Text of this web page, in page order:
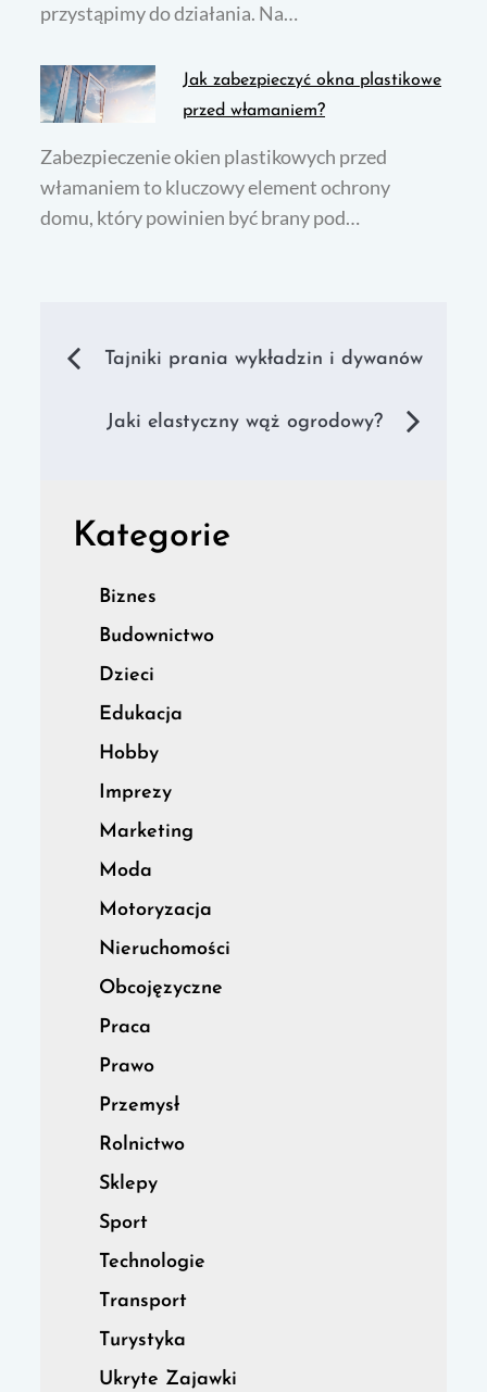
przystąpimy do działania. Na…
Jak zabezpieczyć okna plastikowe
przed włamaniem?
Zabezpieczenie okien plastikowych przed
włamaniem to kluczowy element ochrony
domu, który powinien być brany pod…
Nawigacja
wpisu
Tajniki prania wykładzin i dywanów
Jaki elastyczny wąż ogrodowy?
Kategorie
Biznes
Budownictwo
Dzieci
Edukacja
Hobby
Imprezy
Marketing
Moda
Motoryzacja
Nieruchomości
Obcojęzyczne
Praca
Prawo
Przemysł
Rolnictwo
Sklepy
Sport
Technologie
Transport
Turystyka
Ukryte Zajawki